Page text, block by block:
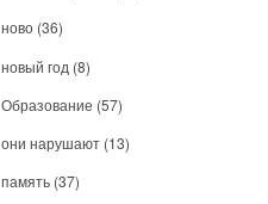
ново (36)
новый год (8)
Образование (57)
они нарушают (13)
память (37)